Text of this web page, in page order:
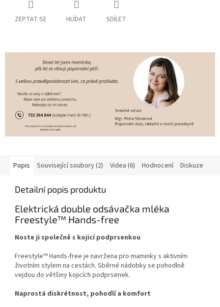
ZEPTAT SE HLÍDAT SDÍLET
Popis Související soubory (2) Videa (6) Hodnocení Diskuze
Detailní popis produktu
Elektrická double odsávačka mléka
Freestyle™ Hands-free
Noste ji společně s kojicí podprsenkou
Freestyle™ Hands-free je navržena pro maminky s aktivním
životním stylem na cestách. Sběrné nádobky se pohodlně
vejdou do většiny kojicích podprsenek.
Naprostá diskrétnost, pohodlí a komfort